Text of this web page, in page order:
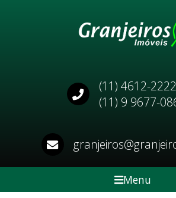
(11) 4612-2222
(11) 9 9677-
Menu